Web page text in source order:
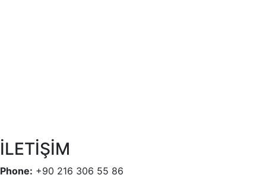
İLETİŞİM
Phone: +90 216 306 55 86